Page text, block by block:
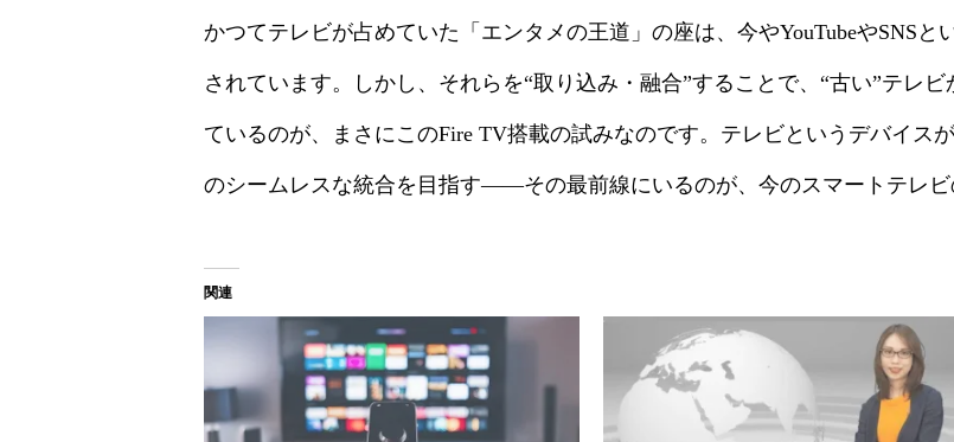
かつてテレビが占めていた「エンタメの王道」の座は、今やYouTubeやSNS
されています。しかし、それらを“取り込み・融合”することで、“古い”テレ
ているのが、まさにこのFire TV搭載の試みなのです。テレビというデバイス
のシームレスな統合を目指す——その最前線にいるのが、今のスマートテレビ
関連